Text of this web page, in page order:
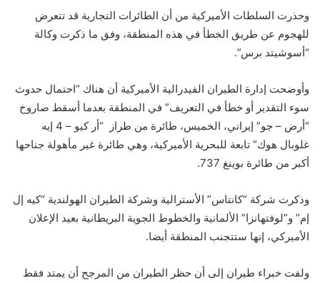
وحذرت السلطات الأميركية من أن الطائرات التجارية قد تتعرض
للهجوم عن طريق الخطأ في هذه المنطقة، وفق ما ذكرت وكالة
“أسوشيتد برس”.
وأوضحت إدارة الطيران الفيدرالية الأميركية أن هناك “احتمال حدوث
سوء التقدير أو خطأ في التعريف” في المنطقة بعدما أسقط صاروخ
“أرض – جو” إيراني، الخميس، طائرة من طراز “أر كيو – 4 إيه
غلوبال هوك” تابعة للبحرية الأميركية، وهي طائرة غير مأهولة جناحها
أكبر من طائرة بوينغ 737.
وذكرت شركة “كانتاس” الأسترالية وشركة الطيران الهولندية “كيه إل
إم” و”لوفتهانزا” الألمانية والخطوط الجوية البريطانية بعيد الإعلان
الأميركي، إنها ستتجنب المنطقة أيضا.
ولفت خبراء طيران إلى أن حظر الطيران من المرجح أن يمتد فقط